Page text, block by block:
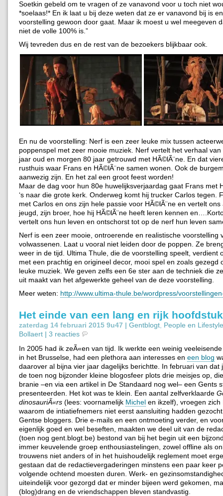
Soetkin gebeld om te vragen of ze vanavond voor u toch niet
*soelaas!* En ik laat u bij deze weten dat ze er vanavond bij is
voorstelling gewoon door gaat. Maar ik moest u wel meegeven
niet de volle 100% is.”
Wij tevreden dus en de rest van de bezoekers blijkbaar ook.
En nu de voorstelling: Nerf is een zeer leuke mix tussen
poppenspel met zeer mooie muziek. Nerf vertelt het verhaal
jaar oud en morgen 80 jaar getrouwd met HÃ©lÃ¨ne. En dat
rusthuis waar Frans en HÃ©lÃ¨ne samen wonen. Ook de
aanwezig zijn. En het zal een groot feest worden!
Maar de dag voor hun 80e huwelijksverjaardag gaat Frans met
‘s naar die grote kerk. Onderweg komt hij trucker Carlos tegen.
met Carlos en ons zijn hele passie voor HÃ©lÃ¨ne en vertelt ons
jeugd, zijn broer, hoe hij HÃ©lÃ¨ne heeft leren kennen
vertelt ons hun leven en ontschorst tot op de nerf hun leven
Nerf is een zeer mooie, ontroerende en realistische voorstelling
volwassenen. Laat u vooral niet leiden door de poppen. Ze
weer in de tijd. Ultima Thule, die de voorstelling speelt, verdient
met een prachtig en origineel decor, mooi spel en zoals gezegd
leuke muziek. We geven zelfs een 6e ster aan de techniek die
uit maakt van het afgewerkte geheel van de deze voorstelling.
Meer weten: http://www.ultima-thule.be/wordpress/
Het einde van een lang en rijk hoofdstuk
zaterdag 14 februari 2015 9u47 | Gentblogt People en Lifestyle
Bollaert | 3 reacties
In 2005 had ik zeÃ«en van tijd. Ik werkte een weinig
in het Brusselse, had een plethora aan interesses en een blog
daarover al bijna vier jaar dagelijks berichtte. In februari van dat
de toen nog bijzonder kleine blogosfeer plots drie meisjes op,
branie –en via een artikel in De Standaard nog wel– een Gents
presenteerden. Het kot was te klein. Een aantal zelfverklaarde
dinosauriÃ«rs (lees: voornamelijk Michel en ikzelf), vroegen zich
waarom de intiatiefnemers niet eerst aansluiting hadden
Gentse bloggers. Drie e-mails en een ontmoeting verder, en
eigenlijk goed en wel beseften, maakten we deel uit van de
(toen nog gent.blogt.be) bestond van bij het begin uit een
immer keuvelende groep enthousiastelingen, zowel offline als
trouwens niet anders of in het huishoudelijk reglement moet
gestaan dat de redactievergaderingen minstens een paar keer
volgende ochtend moesten duren. Werk- en
uiteindelijk voor gezorgd dat er minder bijeen werd gekomen,
(blog)drang en de vriendschappen bleven standvastig.